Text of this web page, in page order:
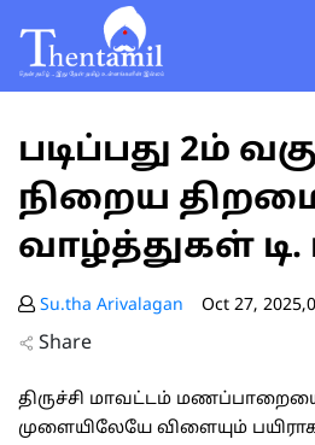
படிப்பது 2ம்
நிறைய
வாழ்த்துகள் டி.
Su.tha Arivalagan Oct 27,
Share
திருச்சி மாவட்டம்
முளையிலேயே விளையும்